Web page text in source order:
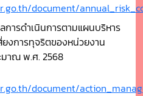
document/
การดำเนินการตามแผนบริหาร
ยงการทุจริตของหน่วยงาน
มาณ พ.ศ. 2568
document/